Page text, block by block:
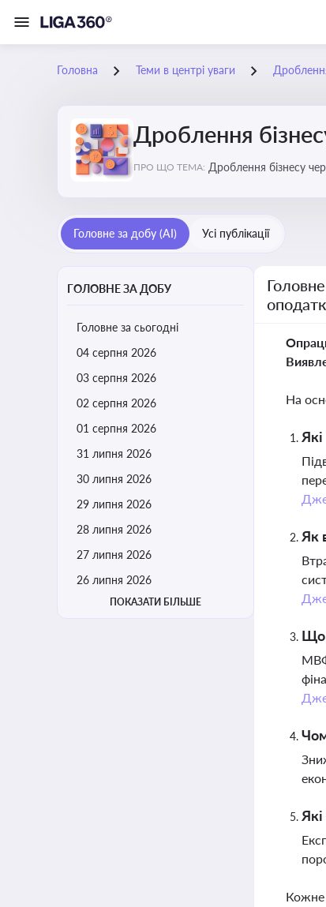
Головна Теми в центрі уваги
Дроблення
ПРО ЩО ТЕМА: Дроблення бізнесу
Головне за добу (AI) Усі публікації
ГОЛОВНЕ ЗА ДОБУ
Головне за сьогодні
04 серпня 2026
03 серпня 2026
02 серпня 2026
01 серпня 2026
31 липня 2026
30 липня 2026
29 липня 2026
28 липня 2026
27 липня 2026
26 липня 2026
ПОКАЗАТИ БІЛЬШЕ
На
Як
Що
МВФ
Кожне